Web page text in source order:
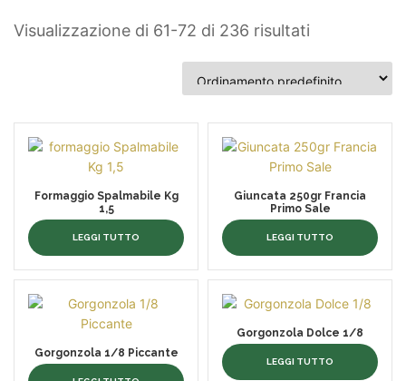
Visualizzazione di 61-72 di 236 risultati
Formaggio Spalmabile Kg
1,5
LEGGI TUTTO
Giuncata 250gr Francia
Primo Sale
LEGGI TUTTO
Gorgonzola 1/8 Piccante
Gorgonzola Dolce 1/8
LEGGI TUTTO